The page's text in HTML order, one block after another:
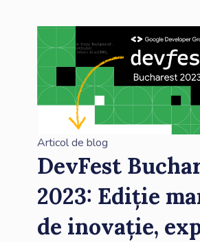
Articol de blog
DevFest
2023: Ediție
de inovație,